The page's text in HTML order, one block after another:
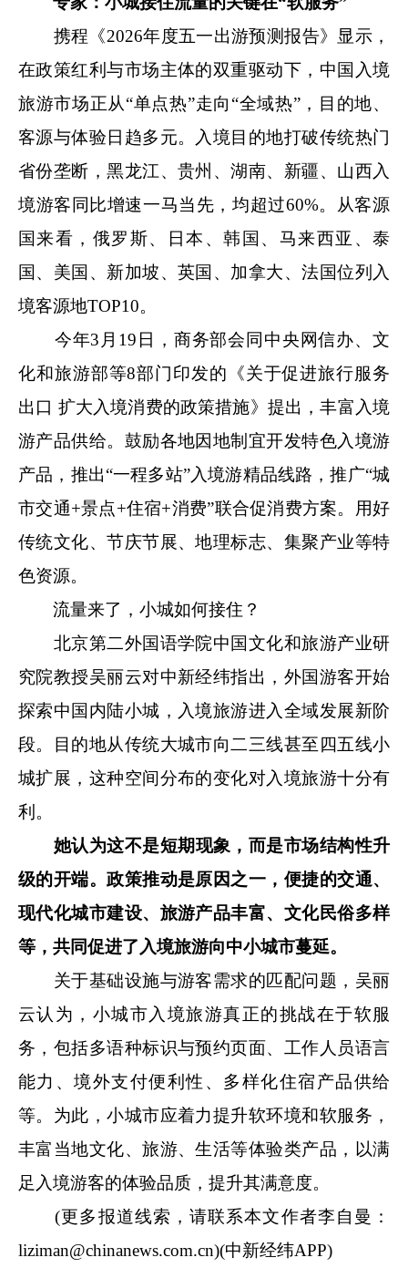
携程《2026年度五一出游预测报告》显示，
在政策红利与市场主体的双重驱动下，中国入境
旅游市场正从“单点热”走向“全域热”，目的地、
客源与体验日趋多元。入境目的地打破传统热门
省份垄断，黑龙江、贵州、湖南、新疆、山西入
境游客同比增速一马当先，均超过60%。从客源
国来看，俄罗斯、日本、韩国、马来西亚、泰
国、美国、新加坡、英国、加拿大、法国位列入
境客源地TOP10。
今年3月19日，商务部会同中央网信办、文
化和旅游部等8部门印发的《关于促进旅行服务
出口 扩大入境消费的政策措施》提出，丰富入境
游产品供给。鼓励各地因地制宜开发特色入境游
产品，推出“一程多站”入境游精品线路，推广“城
市交通+景点+住宿+消费”联合促消费方案。用好
传统文化、节庆节展、地理标志、集聚产业等特
色资源。
流量来了，小城如何接住？
北京第二外国语学院中国文化和旅游产业研
究院教授吴丽云对中新经纬指出，外国游客开始
探索中国内陆小城，入境旅游进入全域发展新阶
段。目的地从传统大城市向二三线甚至四五线小
城扩展，这种空间分布的变化对入境旅游十分有
利。
她认为这不是短期现象，而是市场结构性升
级的开端。政策推动是原因之一，便捷的交通、
现代化城市建设、旅游产品丰富、文化民俗多样
等，共同促进了入境旅游向中小城市蔓延。
关于基础设施与游客需求的匹配问题，吴丽
云认为，小城市入境旅游真正的挑战在于软服
务，包括多语种标识与预约页面、工作人员语言
能力、境外支付便利性、多样化住宿产品供给
等。为此，小城市应着力提升软环境和软服务，
丰富当地文化、旅游、生活等体验类产品，以满
足入境游客的体验品质，提升其满意度。
(更多报道线索，请联系本文作者李自曼：
liziman@chinanews.com.cn)(中新经纬APP)